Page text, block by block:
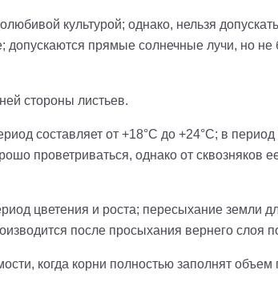
культурой; однако, нельзя допускать
допускаются прямые солнечные лучи, но не
стороны листьев.
составляет от +18°C до +24°C; в период
проветриваться, однако от сквозняков
цветения и роста; пересыхание земли
после просыхания вернего слоя
когда корни полностью заполнят объем